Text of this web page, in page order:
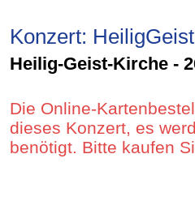
Konzert:
Heilig-Geist-Kirche -
Die Online-
dieses Konzert, es
benötigt. Bitte kaufen